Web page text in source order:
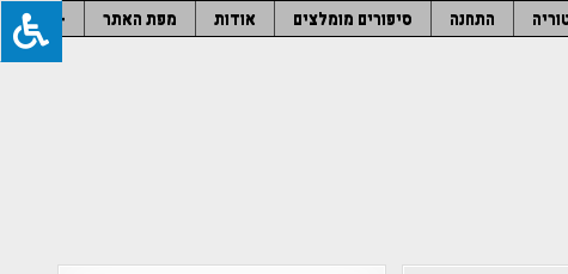
התחנה סיפורים מומלצים אודות מפת האתר –